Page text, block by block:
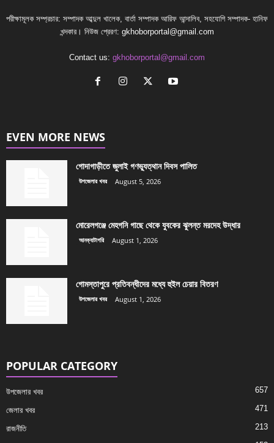
পরীক্ষামূলক সম্প্রচার: সম্পাদক আব্দুল খালেক, বার্তা সম্পাদক আরিফ আন্দালিব, সহযোগি সম্পাদক- হানিফ
খন্দকার। নিউজ প্রেরণ: gkhoborportal@gmail.com
Contact us: gkhoborportal@gmail.com
EVEN MORE NEWS
গোদাগাড়ীতে জুলাই গণভ্যুত্থান দিবস পালিত
উপজেলার খবর August 5, 2026
মোরেলগঞ্জে মেহগনি গাছে থেকে যুবকের ঝুলন্ত মরদেহ উদ্ধার
আনক্যাটাগরি August 1, 2026
গোমস্তাপুরে প্রতিবন্ধীদের মধ্যে হুইল চেয়ার বিতরণ
উপজেলার খবর August 1, 2026
POPULAR CATEGORY
উপজেলার খবর 657
জেলার খবর 471
রাজনীতি 213